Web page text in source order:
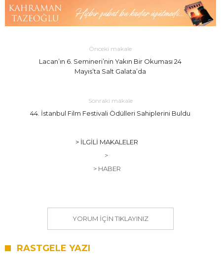
Önceki makale
Lacan’ın 6. Semineri’nin Yakın Bir Okuması 24
Mayıs’ta Salt Galata’da
Sonraki makale
44. İstanbul Film Festivali Ödülleri Sahiplerini Buldu
> İLGILI MAKALELER
>
> HABER
YORUM IÇIN TIKLAYINIZ
RASTGELE YAZI